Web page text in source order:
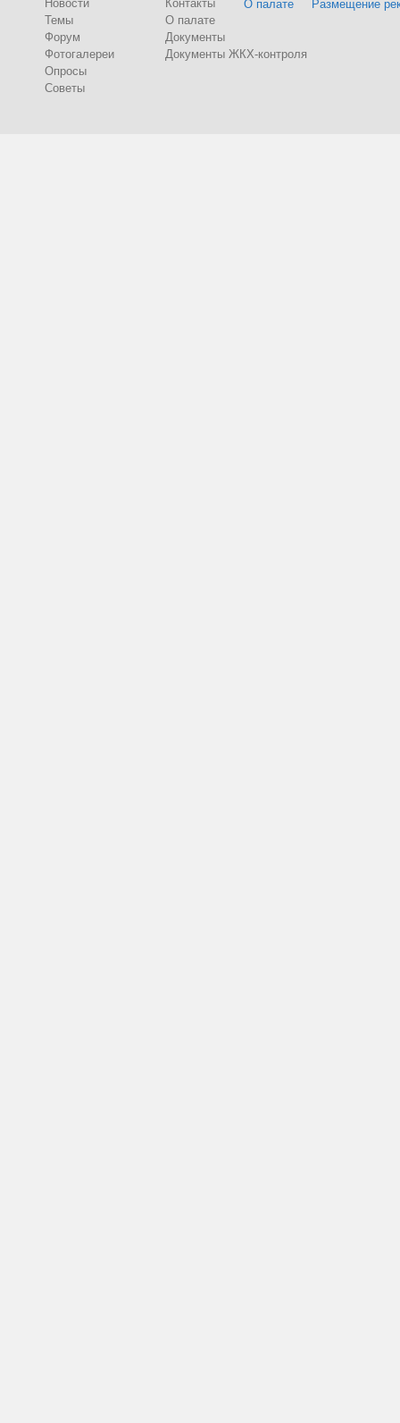
Новости
Темы
Форум
Фотогалереи
Опросы
Советы
Контакты
О палате
Документы
Документы ЖКХ-контроля
О палате Размещение